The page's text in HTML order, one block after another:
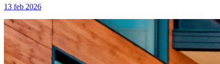
13 feb 2026